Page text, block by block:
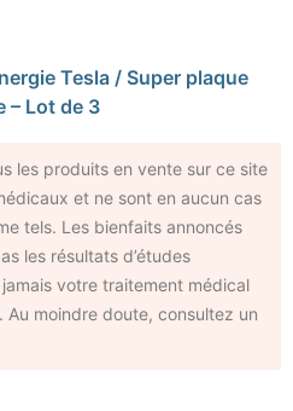
Tesla / Super plaque
– Lot de 3
les produits en vente sur ce site
et ne sont en aucun cas
tels. Les bienfaits annoncés
les résultats d’études
votre traitement médical
Au moindre doute, consultez un